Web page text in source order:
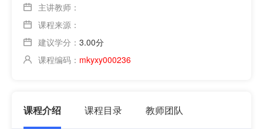
主讲教师：
课程来源：
建议学分： 3.00分
课程编码： mkyxy000236
课程介绍 课程目录 教师团队